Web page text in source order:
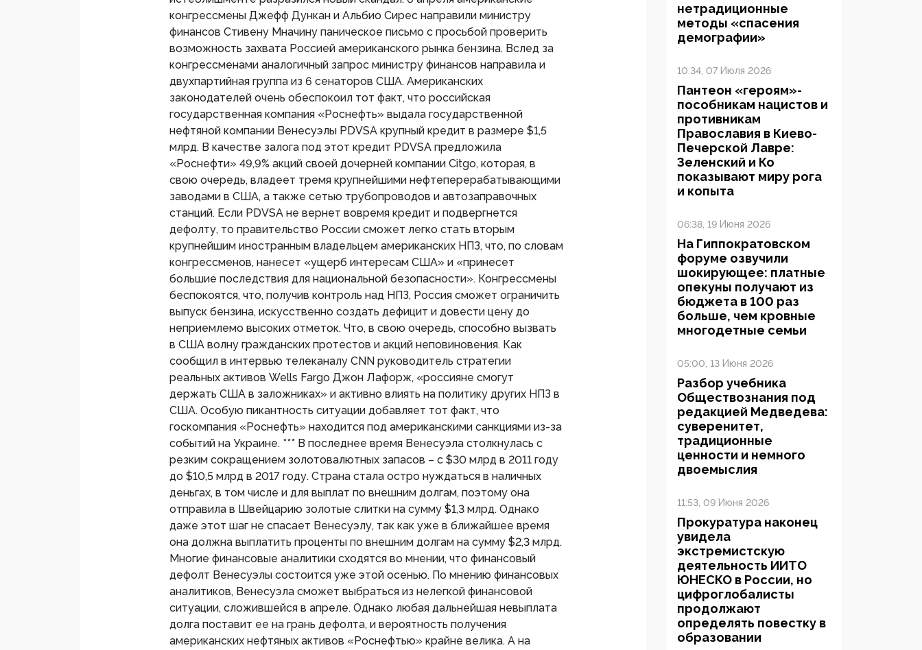
конгрессмены Джефф Дункан и Альбио Сирес направили министру
финансов Стивену Мначину паническое письмо с просьбой проверить
возможность захвата Россией американского рынка бензина. Вслед за
конгрессменами аналогичный запрос министру финансов направила и
двухпартийная группа из 6 сенаторов США. Американских
законодателей очень обеспокоил тот факт, что российская
государственная компания «Роснефть» выдала государственной
нефтяной компании Венесуэлы PDVSA крупный кредит в размере $1,5
млрд. В качестве залога под этот кредит PDVSA предложила
«Роснефти» 49,9% акций своей дочерней компании Citgo, которая, в
свою очередь, владеет тремя крупнейшими нефтеперерабатывающими
заводами в США, а также сетью трубопроводов и автозаправочных
станций. Если PDVSA не вернет вовремя кредит и подвергнется
дефолту, то правительство России сможет легко стать вторым
крупнейшим иностранным владельцем американских НПЗ, что, по словам
конгрессменов, нанесет «ущерб интересам США» и «принесет
большие последствия для национальной безопасности». Конгрессмены
беспокоятся, что, получив контроль над НПЗ, Россия сможет ограничить
выпуск бензина, искусственно создать дефицит и довести цену до
неприемлемо высоких отметок. Что, в свою очередь, способно вызвать
в США волну гражданских протестов и акций неповиновения. Как
сообщил в интервью телеканалу CNN руководитель стратегии
реальных активов Wells Fargo Джон Лафорж, «россияне смогут
держать США в заложниках» и активно влиять на политику других НПЗ в
США. Особую пикантность ситуации добавляет тот факт, что
госкомпания «Роснефть» находится под американскими санкциями из-за
событий на Украине. *** В последнее время Венесуэла столкнулась с
резким сокращением золотовалютных запасов – с $30 млрд в 2011 году
до $10,5 млрд в 2017 году. Страна стала остро нуждаться в наличных
деньгах, в том числе и для выплат по внешним долгам, поэтому она
отправила в Швейцарию золотые слитки на сумму $1,3 млрд. Однако
даже этот шаг не спасает Венесуэлу, так как уже в ближайшее время
она должна выплатить проценты по внешним долгам на сумму $2,3 млрд.
Многие финансовые аналитики сходятся во мнении, что финансовый
дефолт Венесуэлы состоится уже этой осенью. По мнению финансовых
аналитиков, Венесуэла сможет выбраться из нелегкой финансовой
ситуации, сложившейся в апреле. Однако любая дальнейшая невыплата
долга поставит ее на грань дефолта, и вероятность получения
американских нефтяных активов «Роснефтью» крайне велика. А на
нетрадиционные
методы «спасения
демографии»
10:34, 07 Июля 2026
Пантеон «героям»-
пособникам нацистов и
противникам
Православия в Киево-
Печерской Лавре:
Зеленский и Ко
показывают миру рога
и копыта
06:38, 19 Июня 2026
На Гиппократовском
форуме озвучили
шокирующее: платные
опекуны получают из
бюджета в 100 раз
больше, чем кровные
многодетные семьи
05:00, 13 Июня 2026
Разбор учебника
Обществознания под
редакцией Медведева:
суверенитет,
традиционные
ценности и немного
двоемыслия
11:53, 09 Июня 2026
Прокуратура наконец
увидела
экстремистскую
деятельность ИИТО
ЮНЕСКО в России, но
цифроглобалисты
продолжают
определять повестку в
образовании